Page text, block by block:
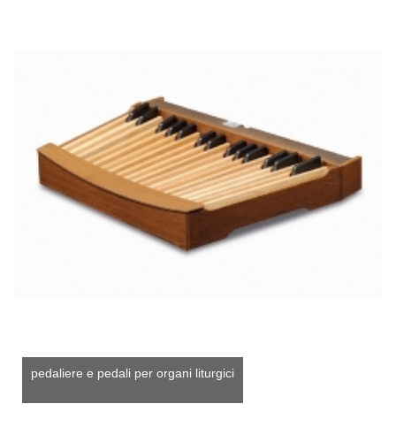
pedaliere e pedali per organi liturgici